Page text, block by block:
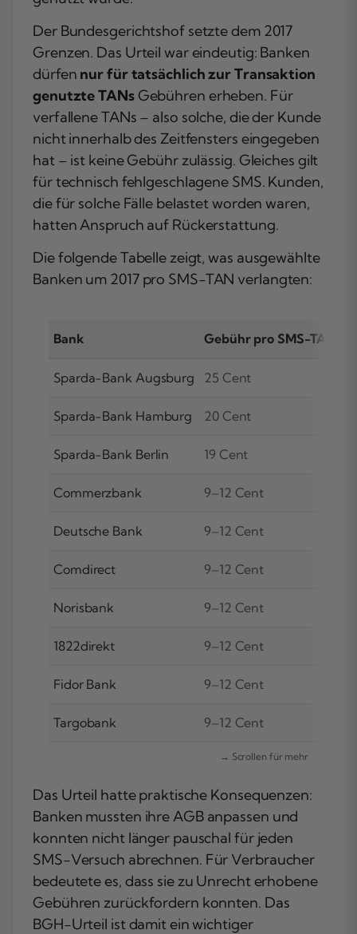
Der Bundesgerichtshof setzte dem 2017
Grenzen. Das Urteil war eindeutig: Banken
dürfen nur für tatsächlich zur Transaktion
genutzte TANsGebühren erheben. Für
verfallene TANs – also solche, die der Kunde
nicht innerhalb des Zeitfensters eingegeben
hat – ist keine Gebühr zulässig. Gleiches gilt
für technisch fehlgeschlagene SMS. Kunden,
die für solche Fälle belastet worden waren,
hatten Anspruch auf Rückerstattung.
Die folgende Tabelle zeigt, was ausgewählte
Banken um 2017 pro SMS-TAN verlangten:
Bank Gebühr pro SMS-TAN
Sparda-Bank Augsburg 25 Cent
Sparda-Bank Hamburg 20 Cent
Sparda-Bank Berlin 19 Cent
Commerzbank 9–12 Cent
Deutsche Bank 9–12 Cent
Comdirect 9–12 Cent
Norisbank 9–12 Cent
1822direkt 9–12 Cent
Fidor Bank 9–12 Cent
Targobank 9–12 Cent
Das Urteil hatte praktische Konsequenzen:
Banken mussten ihre AGB anpassen und
konnten nicht länger pauschal für jeden
SMS-Versuch abrechnen. Für Verbraucher
bedeutete es, dass sie zu Unrecht erhobene
Gebühren zurückfordern konnten. Das
BGH-Urteil ist damit ein wichtiger